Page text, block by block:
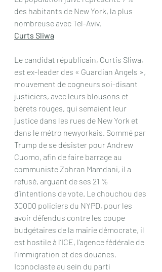
des habitants de New York, la plus
nombreuse avec Tel-Aviv.
Curts Sliwa
Le candidat républicain, Curtis Sliwa,
est ex-leader des « Guardian Angels »,
mouvement de cogneurs soi-disant
justiciers, avec leurs blousons et
bérets rouges, qui semaient leur
justice dans les rues de New York et
dans le métro newyorkais. Sommé par
Trump de se désister pour Andrew
Cuomo, afin de faire barrage au
communiste Zohran Mamdani, il a
refusé, arguant de ses 21 %
d’intentions de vote. Le chouchou des
30000 policiers du NYPD, pour les
avoir défendus contre les coupe
budgétaires de la mairie démocrate, il
est hostile à l’ICE, l’agence fédérale de
l’immigration et des douanes.
Iconoclaste au sein du parti